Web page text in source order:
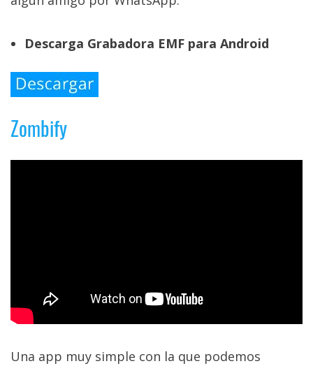
Descarga Grabadora EMF para Android
Zombify
Una app muy simple con la que podemos